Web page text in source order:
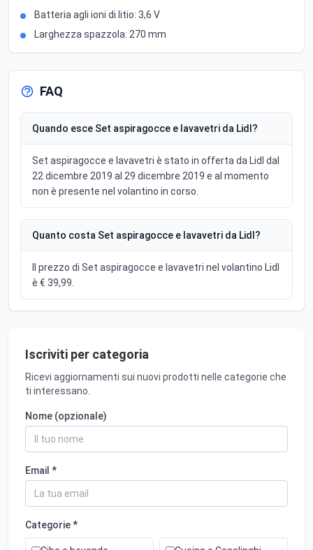
Batteria agli ioni di litio: 3,6 V
Larghezza spazzola: 270 mm
FAQ
Quando esce Set aspiragocce e lavavetri da Lidl?
Set aspiragocce e lavavetri è stato in offerta da Lidl dal
22 dicembre 2019 al 29 dicembre 2019 e al momento
non è presente nel volantino in corso.
Quanto costa Set aspiragocce e lavavetri da Lidl?
Il prezzo di Set aspiragocce e lavavetri nel volantino Lidl
è € 39,99.
Iscriviti per categoria
Ricevi aggiornamenti sui nuovi prodotti nelle categorie che
ti interessano.
Nome (opzionale)
Email *
Categorie *